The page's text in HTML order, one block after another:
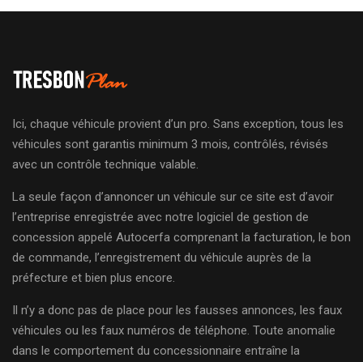
Ici, chaque véhicule provient d’un pro. Sans exception, tous les
véhicules sont garantis minimum 3 mois, contrôlés, révisés
avec un contrôle technique valable.
La seule façon d’annoncer un véhicule sur ce site est d’avoir
l’entreprise enregistrée avec notre logiciel de gestion de
concession appelé Autocerfa comprenant la facturation, le bon
de commande, l’enregistrement du véhicule auprès de la
préfecture et bien plus encore.
Il n’y a donc pas de place pour les fausses annonces, les faux
véhicules ou les faux numéros de téléphone. Toute anomalie
dans le comportement du concessionnaire entraîne la